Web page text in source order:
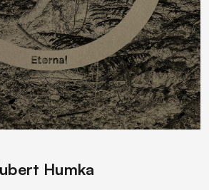
Humka